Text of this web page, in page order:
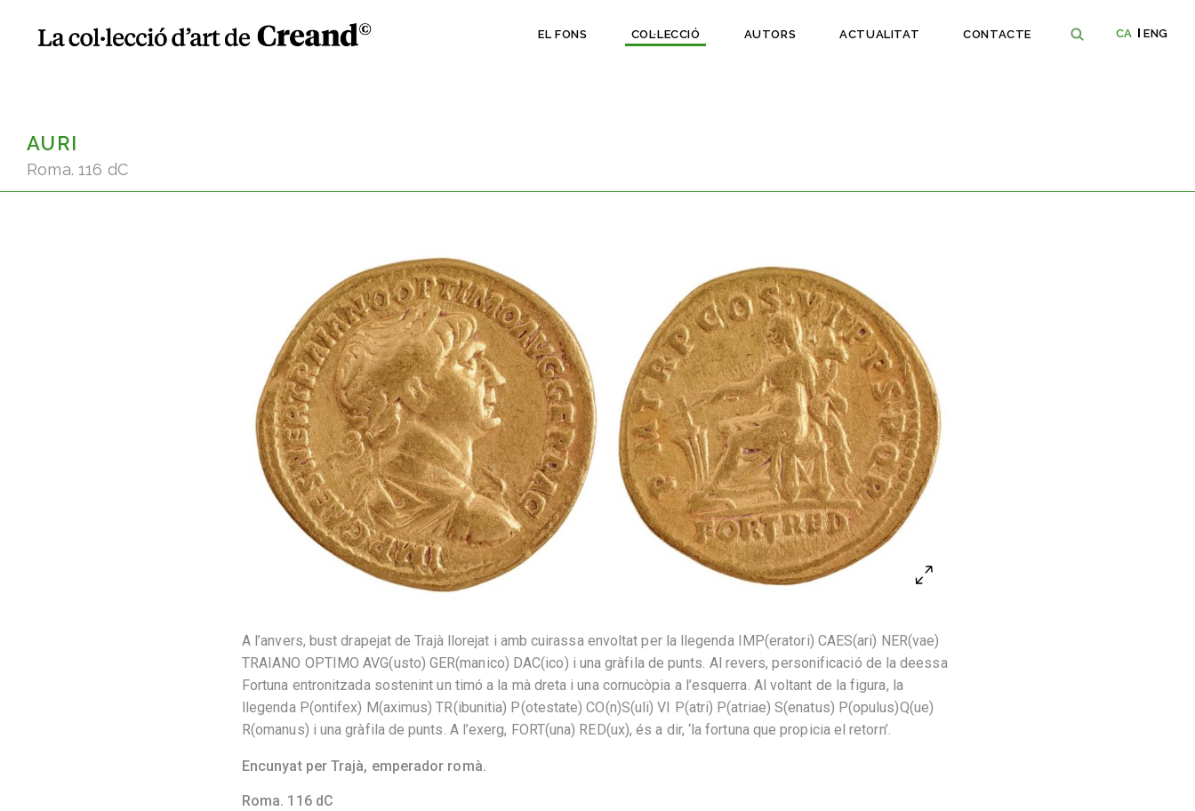
EL FONS COL·LECCIÓ AUTORS ACTUALITAT CONTACTE CA ENG
AURI
Roma. 116 dC
A l’anvers, bust drapejat de Trajà llorejat i amb cuirassa envoltat per la llegenda IMP(eratori) CAES(ari) NER(vae)
TRAIANO OPTIMO AVG(usto) GER(manico) DAC(ico) i una gràfila de punts. Al revers, personificació de la deessa
Fortuna entronitzada sostenint un timó a la mà dreta i una cornucòpia a l’esquerra. Al voltant de la figura, la
llegenda P(ontifex) M(aximus) TR(ibunitia) P(otestate) CO(n)S(uli) VI P(atri) P(atriae) S(enatus) P(opulus)Q(ue)
R(omanus) i una gràfila de punts. A l’exerg, FORT(una) RED(ux), és a dir, ‘la fortuna que propicia el retorn’.
Encunyat per Trajà, emperador romà.
Roma. 116 dC